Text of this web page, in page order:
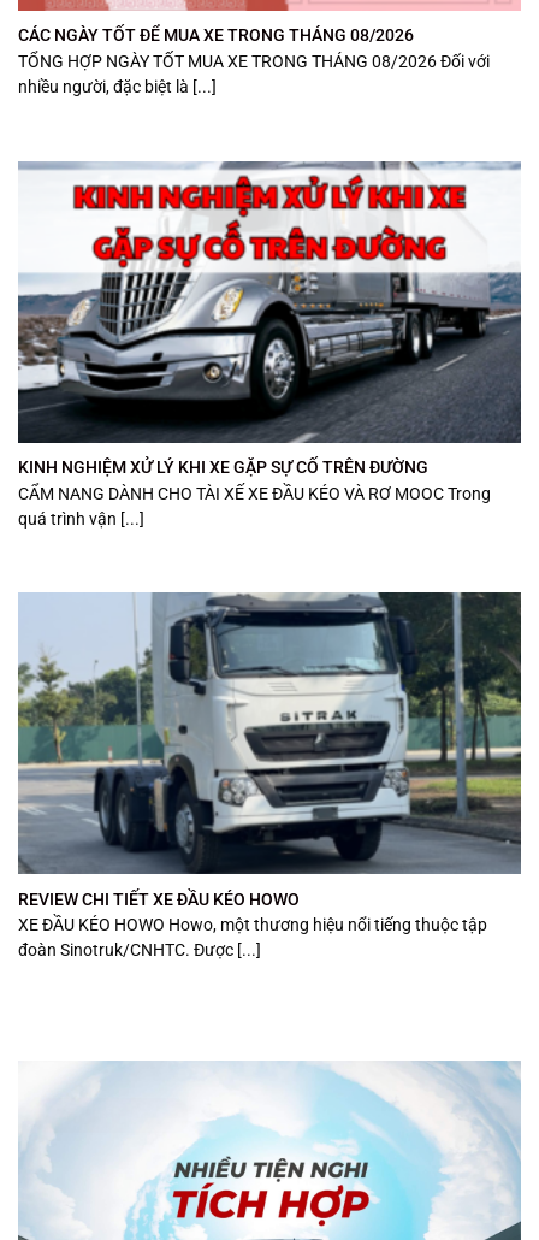
CÁC NGÀY TỐT ĐỂ MUA XE TRONG THÁNG 08/2026
TỔNG HỢP NGÀY TỐT MUA XE TRONG THÁNG 08/2026 Đối với
nhiều người, đặc biệt là [...]
KINH NGHIỆM XỬ LÝ KHI XE GẶP SỰ CỐ TRÊN ĐƯỜNG
CẨM NANG DÀNH CHO TÀI XẾ XE ĐẦU KÉO VÀ RƠ MOOC Trong
quá trình vận [...]
REVIEW CHI TIẾT XE ĐẦU KÉO HOWO
XE ĐẦU KÉO HOWO Howo, một thương hiệu nổi tiếng thuộc tập
đoàn Sinotruk/CNHTC. Được [...]